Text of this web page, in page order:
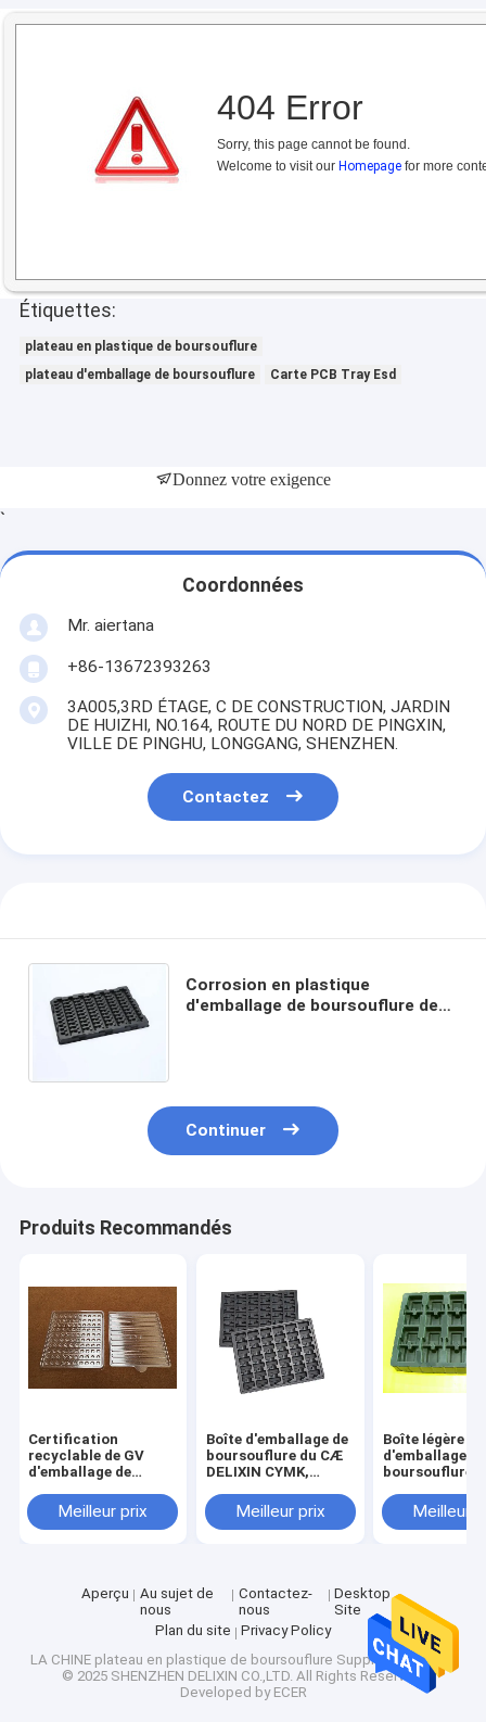
Contrôle de la qualité
Contact
Tous les cas
Bande de relief de transporteur
Tourniquet sûr d'entrée
Accessoires de Cleanroom
404 Error
Sorry, this page cannot be found.
Welcome to visit our Homepage for more
Étiquettes:
plateau en plastique de boursouflure
plateau d'emballage de boursouflure
Carte PCB Tray Esd
Donnez votre exigence
`
Coordonnées
Mr. aiertana
+86-13672393263
3A005,3RD ÉTAGE, C DE CONSTRUCTION, JARDIN
DE HUIZHI, NO.164, ROUTE DU NORD DE PINGXIN,
VILLE DE PINGHU, LONGGANG, SHENZHEN.
Contactez
Corrosion en plastique
d'emballage de boursouflure de
Continuer
Produits Recommandés
Certification
recyclable de GV
d'emballage de
d'animal familier non
toxique
Meilleur prix
Boîte d'emballage de
boursouflure du CÆ
DELIXIN CYMK,
empaquetage de
chocolat noir
Meilleur prix
Boîte légère
d'emballage de
boursouflure,
boursouflure
chocolat de
Meilleur
Aperçu
Au sujet de
nous
Contactez-
nous
Desktop
Site
Plan du site
Privacy Policy
LA CHINE plateau en plastique de boursouflure Supplier.Copyright
© 2025 SHENZHEN DELIXIN CO.,LTD. All Rights Reserved.
Developed by ECER